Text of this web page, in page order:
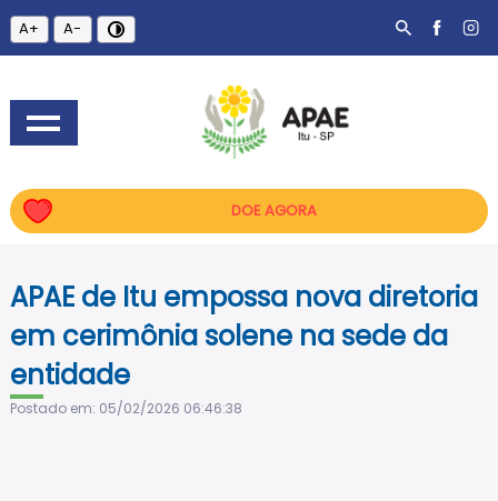
A+ A-
DOE AGORA
APAE de Itu empossa nova diretoria
em cerimônia solene na sede da
entidade
Postado em: 05/02/2026 06:46:38